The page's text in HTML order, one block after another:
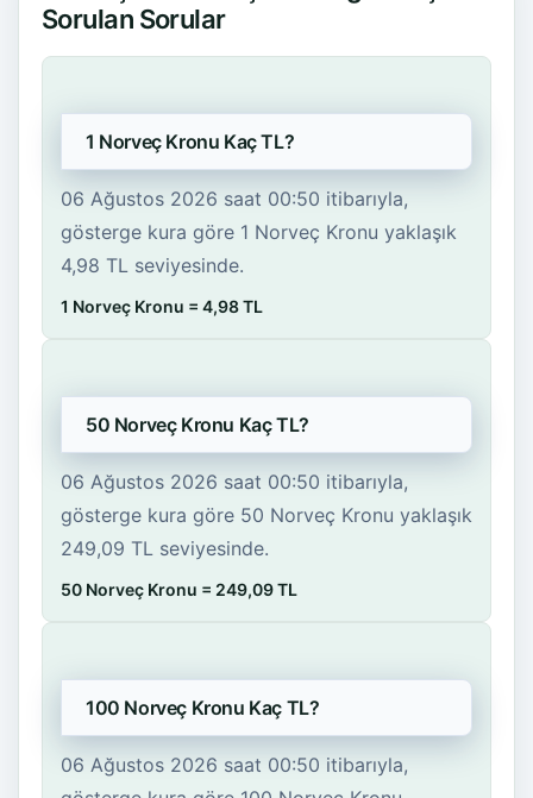
Sorulan Sorular
1 Norveç Kronu Kaç TL?
06 Ağustos 2026 saat 00:50 itibarıyla,
gösterge kura göre 1 Norveç Kronu yaklaşık
4,98 TL seviyesinde.
1 Norveç Kronu = 4,98 TL
50 Norveç Kronu Kaç TL?
06 Ağustos 2026 saat 00:50 itibarıyla,
gösterge kura göre 50 Norveç Kronu yaklaşık
249,09 TL seviyesinde.
50 Norveç Kronu = 249,09 TL
100 Norveç Kronu Kaç TL?
06 Ağustos 2026 saat 00:50 itibarıyla,